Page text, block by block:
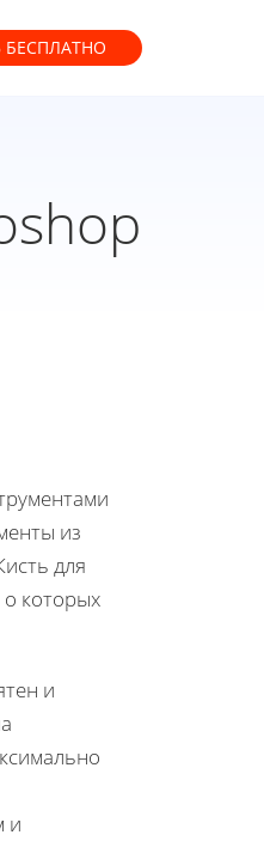
БЕСПЛАТНО
из
для
которых
и
и